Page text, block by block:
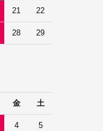
21 22
28 29
金 土
4 5